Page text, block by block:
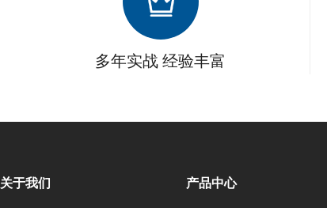
多年实战 经验丰富
关于我们 产品中心